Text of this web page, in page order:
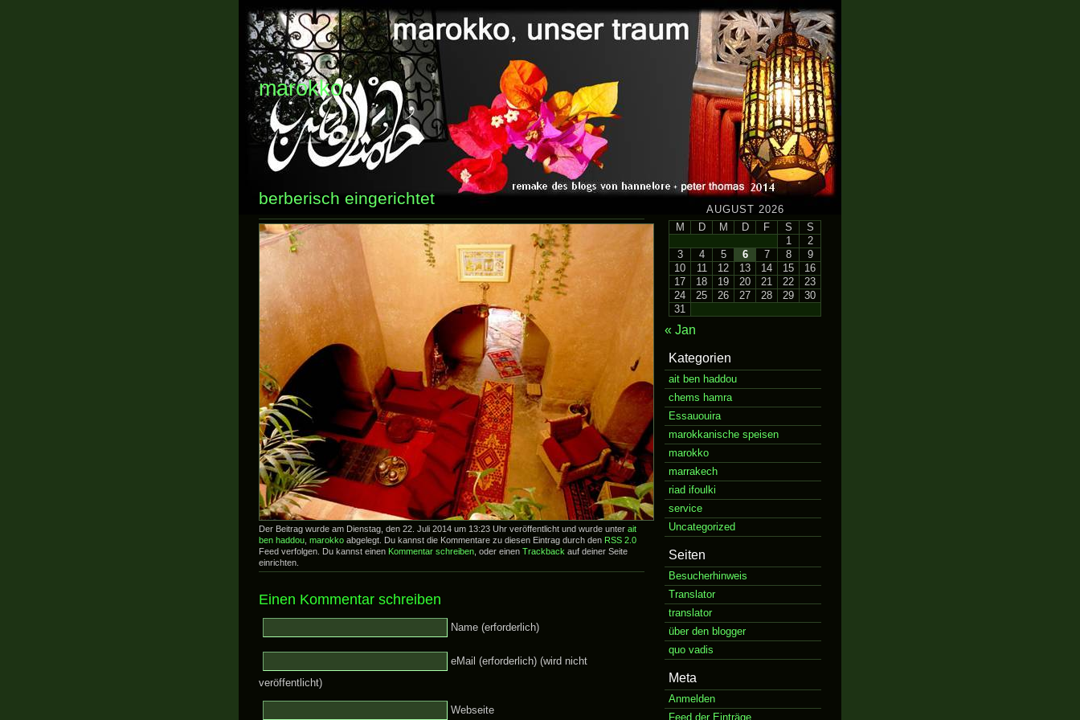
marokko
berberisch eingerichtet
Der Beitrag wurde am Dienstag, den 22. Juli 2014 um 13:23 Uhr veröffentlicht und wurde unter ait
ben haddou marokko abgelegt. Du kannst die Kommentare zu diesen Eintrag durch den RSS 2.0
Feed verfolgen. Du kannst einen Kommentar schreiben , oder einen Trackback auf deiner Seite
einrichten.
Einen Kommentar schreiben
Name (erforderlich)
eMail (erforderlich) (wird nicht
veröffentlicht)
Webseite
AUGUST 2026
M
D M D F S
S
1
2
3
4 5 6 7 8
9
10
11 12 13 14 15
16
17
18 19 20 21 22
23
24
25 26 27 28 29
30
31
« Jan
Kategorien
ait ben haddou
chems hamra
Essauouira
marokkanische speisen
marokko
marrakech
riad ifoulki
service
Uncategorized
Seiten
Besucherhinweis
Translator
translator
über den blogger
quo vadis
Meta
Anmelden
Feed der Einträge